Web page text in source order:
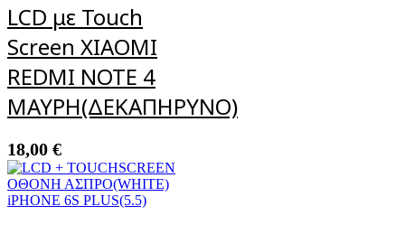
LCD με Touch
Screen ΧΙΑΟΜΙ
REDMΙ ΝΟΤΕ 4
ΜΑΥΡΗ(ΔΕΚΑΠΗΡΥΝΟ)
18,00 €